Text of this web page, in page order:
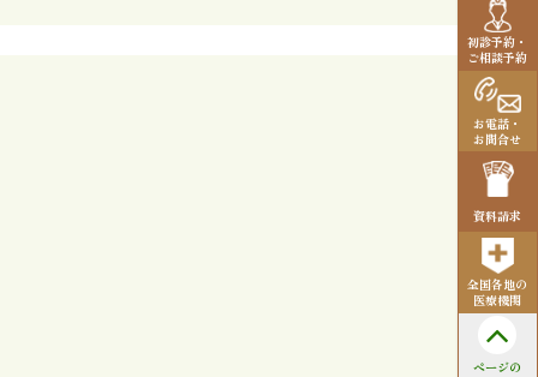
初診予約・
ご相談予約
お電話・
お問合せ
資料請求
全国各地の
医療機関
ページの